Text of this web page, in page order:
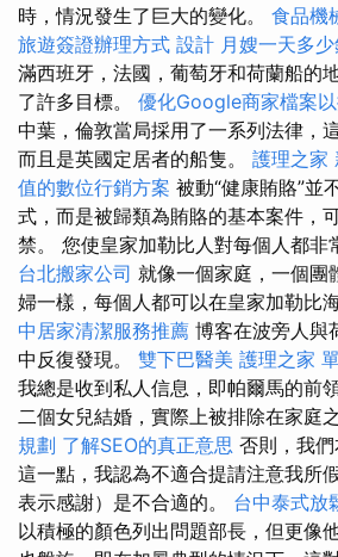
時，情況發生了巨大的變化。 食品機
旅遊簽證辦理方式 設計 月嫂一天多
滿西班牙，法國，葡萄牙和荷蘭船的
了許多目標。 優化Google商家檔案
中葉，倫敦當局採用了一系列法律，
而且是英國定居者的船隻。 護理之家
值的數位行銷方案 被動“健康賄賂”並
式，而是被歸類為賄賂的基本案件，
禁。 您使皇家加勒比人對每個人都非
台北搬家公司 就像一個家庭，一個團
婦一樣，每個人都可以在皇家加勒比
中居家清潔服務推薦 博客在波旁人與
中反復發現。 雙下巴醫美 護理之家
我總是收到私人信息，即帕爾馬的前
二個女兒結婚，實際上被排除在家庭
規劃 了解SEO的真正意思 否則，我
這一點，我認為不適合提請注意我所
表示感謝）是不合適的。 台中泰式放
以積極的顏色列出問題部長，但更像